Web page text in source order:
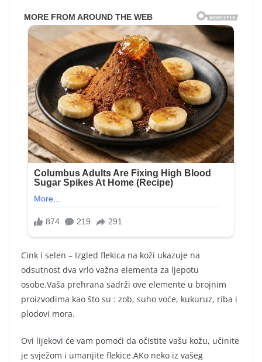
Cink i selen – Izgled flekica na koži ukazuje na
odsutnost dva vrlo važna elementa za ljepotu
osobe.Vaša prehrana sadrži ove elemente u brojnim
proizvodima kao što su : zob, suho voće, kukuruz, riba i
plodovi mora.
Ovi lijekovi će vam pomoći da očistite vašu kožu, učinite
je svježom i umanjite flekice.AKo neko iz vašeg